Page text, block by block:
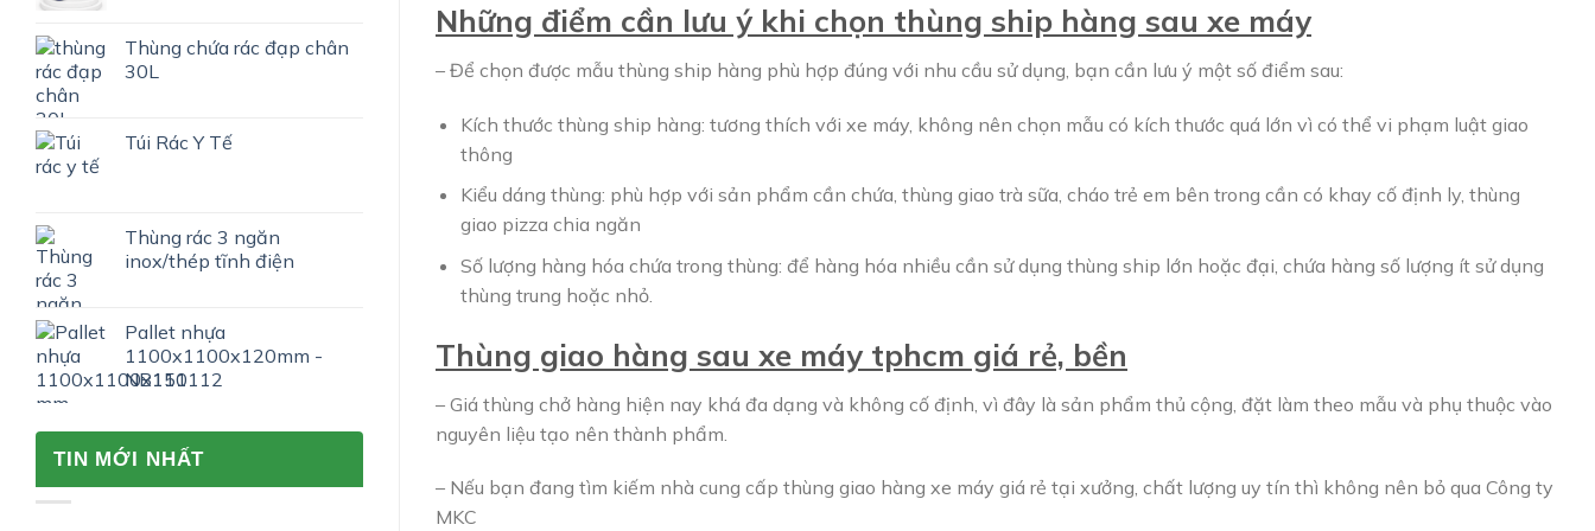
Thùng chứa rác đạp chân
30L
Túi Rác Y Tế
Thùng rác 3 ngăn
inox/thép tĩnh điện
Pallet nhựa
1100x1100x120mm -
NB111112
TIN MỚI NHẤT
Những điểm cần lưu ý khi chọn thùng ship hàng sau xe máy
– Để chọn được mẫu thùng ship hàng phù hợp đúng với nhu cầu sử dụng, bạn cần lưu ý một số điểm sau:
Kích thước thùng ship hàng: tương thích với xe máy, không nên chọn mẫu có kích thước quá lớn vì có thể vi phạm luật giao
thông
Kiểu dáng thùng: phù hợp với sản phẩm cần chứa, thùng giao trà sữa, cháo trẻ em bên trong cần có khay cố định ly, thùng
giao pizza chia ngăn
Số lượng hàng hóa chứa trong thùng: để hàng hóa nhiều cần sử dụng thùng ship lớn hoặc đại, chứa hàng số lượng ít sử dụng
thùng trung hoặc nhỏ.
Thùng giao hàng sau xe máy tphcm giá rẻ, bền
– Giá thùng chở hàng hiện nay khá đa dạng và không cố định, vì đây là sản phẩm thủ cộng, đặt làm theo mẫu và phụ thuộc vào
nguyên liệu tạo nên thành phẩm.
– Nếu bạn đang tìm kiếm nhà cung cấp thùng giao hàng xe máy giá rẻ tại xưởng, chất lượng uy tín thì không nên bỏ qua Công ty
MKC